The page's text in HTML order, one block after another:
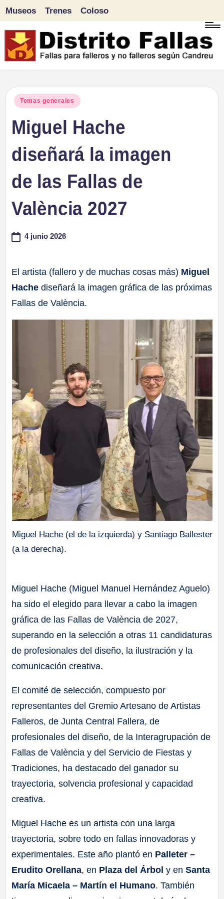
Saltar
al
Museos Trenes Coloso
Publicado
Temas generales
Miguel Hache
diseñará la imagen
de las Fallas de
València 2027
4 junio 2026
El artista (fallero y de muchas cosas más) Miguel
Hache diseñará la imagen gráfica de las próximas
Fallas de València.
Miguel Hache (el de la izquierda) y Santiago Ballester
(a la derecha).
Miguel Hache (Miguel Manuel Hernández Aguelo)
ha sido el elegido para llevar a cabo la imagen
gráfica de las Fallas de València de 2027,
superando en la selección a otras 11 candidaturas
de profesionales del diseño, la ilustración y la
comunicación creativa.
El comité de selección, compuesto por
representantes del Gremio Artesano de Artistas
Falleros, de Junta Central Fallera, de
profesionales del diseño, de la Interagrupación de
Fallas de València y del Servicio de Fiestas y
Tradiciones, ha destacado del ganador su
trayectoria, solvencia profesional y capacidad
creativa.
Miguel Hache es un artista con una larga
trayectoria, sobre todo en fallas innovadoras y
experimentales. Este año plantó en Palleter –
Erudito Orellana, en Plaza del Árboly enSanta
María Micaela – Martín el Humano. También